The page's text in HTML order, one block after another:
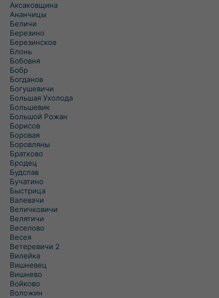
Аксаковщина
Ананчицы
Беличи
Березино
Березинское
Блонь
Бобовня
Бобр
Богданов
Богушевичи
Большая Ухолода
Большевик
Большой Рожан
Борисов
Боровая
Боровляны
Братково
Бродец
Будслав
Бучатино
Быстрица
Валевачи
Величковичи
Велятичи
Веселово
Весея
Ветеревичи 2
Вилейка
Вишневец
Вишнево
Войково
Воложин